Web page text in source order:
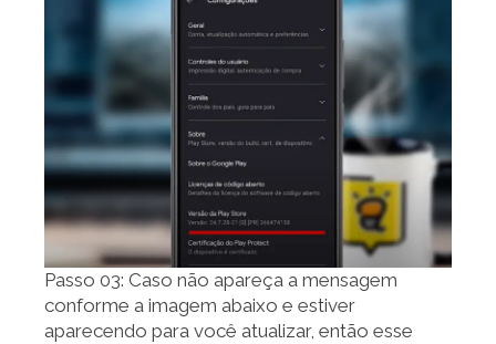
Passo 03: Caso não apareça a mensagem
conforme a imagem abaixo e estiver
aparecendo para você atualizar, então esse